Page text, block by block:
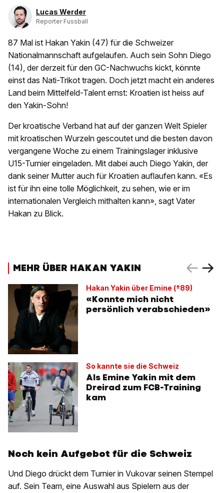
Lucas Werder
Reporter Fussball
87 Mal ist Hakan Yakin (47) für die Schweizer
Nationalmannschaft aufgelaufen. Auch sein Sohn Diego
(14), der derzeit für den GC-Nachwuchs kickt, könnte
einst das Nati-Trikot tragen. Doch jetzt macht ein anderes
Land beim Mittelfeld-Talent ernst: Kroatien ist heiss auf
den Yakin-Sohn!
Der kroatische Verband hat auf der ganzen Welt Spieler
mit kroatischen Wurzeln gescoutet und die besten davon
vergangene Woche zu einem Trainingslager inklusive
U15-Turnier eingeladen. Mit dabei auch Diego Yakin, der
dank seiner Mutter auch für Kroatien auflaufen kann. «Es
ist für ihn eine tolle Möglichkeit, zu sehen, wie er im
internationalen Vergleich mithalten kann», sagt Vater
Hakan zu Blick.
MEHR ÜBER HAKAN YAKIN
Hakan Yakin über Emine (†89)
«Konnte mich nicht
persönlich verabschieden»
So kannte sie die Schweiz
Als Emine Yakin mit dem
Dreirad zum FCB-Training
kam
Noch kein Aufgebot für die Schweiz
Und Diego drückt dem Turnier in Vukovar seinen Stempel
auf. Sein Team, eine Auswahl aus Spielern aus der